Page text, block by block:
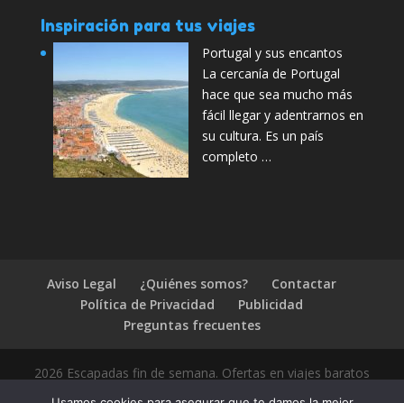
Inspiración para tus viajes
Portugal y sus encantos
La cercanía de Portugal
hace que sea mucho más
fácil llegar y adentrarnos en
su cultura. Es un país
completo …
Aviso Legal ¿Quiénes somos?
Contactar
Política de Privacidad
Publicidad
Preguntas frecuentes
2026 Escapadas fin de semana. Ofertas en viajes baratos